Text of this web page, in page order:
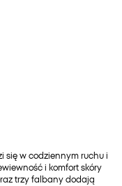
się w codziennym ruchu i
i komfort skóry
trzy falbany dodają